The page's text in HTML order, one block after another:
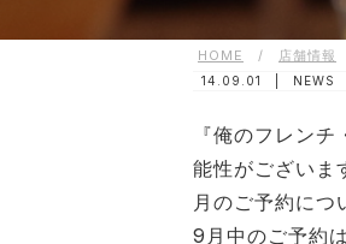
HOME / 店舗情報
14.09.01 | NEWS
『俺のフレン
能性がございま
月のご予約につ
9月中のご予約